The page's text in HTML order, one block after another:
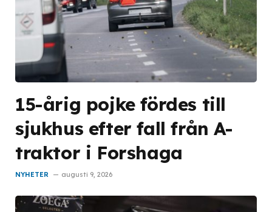
15-årig pojke fördes till
sjukhus efter fall från A-
traktor i Forshaga
NYHETER augusti 9, 2026